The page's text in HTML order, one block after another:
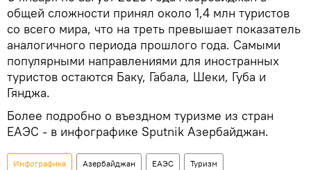
общей сложности принял около 1,4 млн туристов
со всего мира, что на треть превышает показатель
аналогичного периода прошлого года. Самыми
популярными направлениями для иностранных
туристов остаются Баку, Габала, Шеки, Губа и
Гянджа.
Более подробно о въездном туризме из стран
ЕАЭС - в инфографике Sputnik Азербайджан.
Инфографика Азербайджан ЕАЭС Туризм